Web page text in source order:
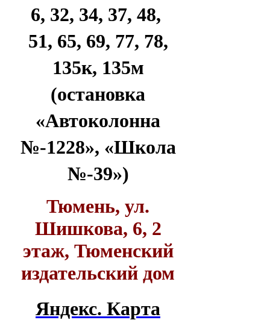
6, 32, 34, 37, 48,
51, 65, 69, 77, 78,
135к, 135м
(остановка
«Автоколонна
№-1228», «Школа
№-39»)
Тюмень, ул.
Шишкова, 6, 2
этаж, Тюменский
издательский дом
Яндекс. Карта